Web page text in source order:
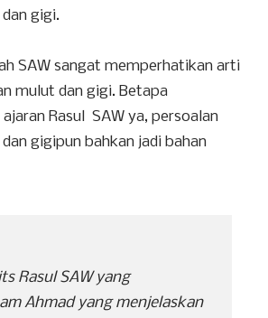
gigi.
SAW sangat memperhatikan arti
mulut dan gigi. Betapa
Rasul SAW ya, persoalan
gigipun bahkan jadi bahan
Rasul SAW yang
Ahmad yang menjelaskan